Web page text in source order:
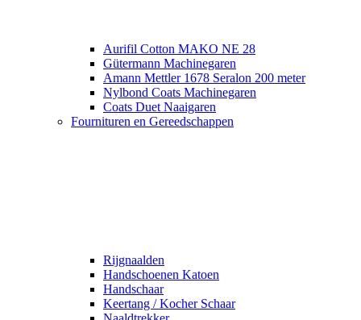
Aurifil Cotton MAKO NE 28
Gütermann Machinegaren
Amann Mettler 1678 Seralon 200 meter
Nylbond Coats Machinegaren
Coats Duet Naaigaren
Fournituren en Gereedschappen
Rijgnaalden
Handschoenen Katoen
Handschaar
Keertang / Kocher Schaar